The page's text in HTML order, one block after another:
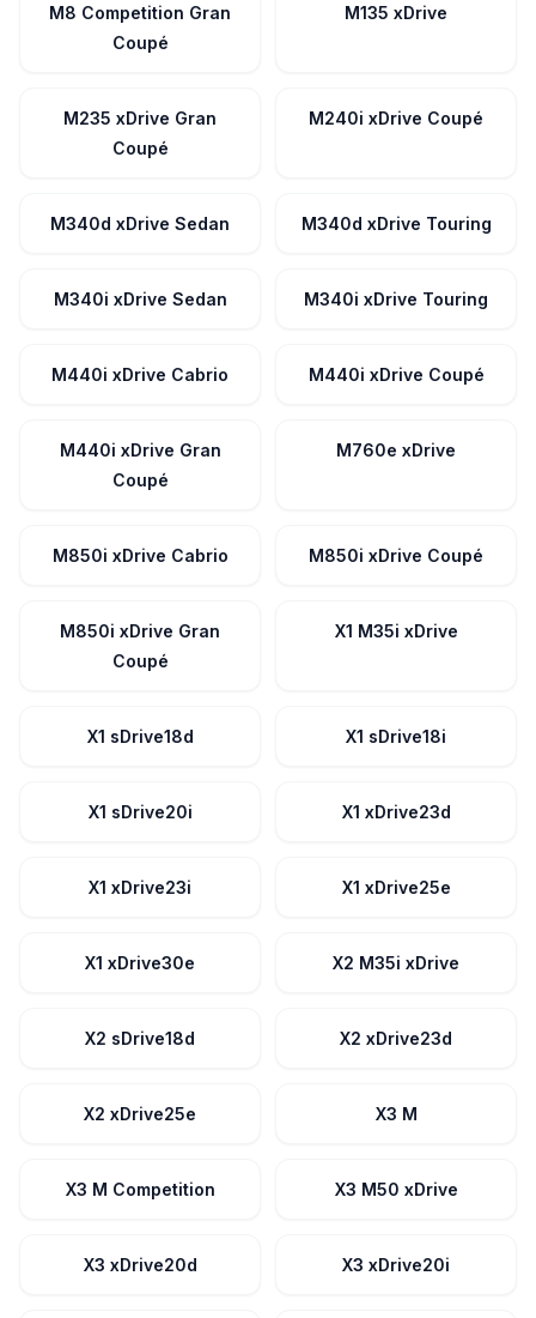
M8 Competition Gran
Coupé
M135 xDrive
M235 xDrive Gran
Coupé
M240i xDrive Coupé
M340d xDrive Sedan M340d xDrive Touring
M340i xDrive Sedan M340i xDrive Touring
M440i xDrive Cabrio M440i xDrive Coupé
M440i xDrive Gran
Coupé
M760e xDrive
M850i xDrive Cabrio M850i xDrive Coupé
M850i xDrive Gran
Coupé
X1 M35i xDrive
X1 sDrive18d X1 sDrive18i
X1 sDrive20i X1 xDrive23d
X1 xDrive23i X1 xDrive25e
X1 xDrive30e X2 M35i xDrive
X2 sDrive18d X2 xDrive23d
X2 xDrive25e X3 M
X3 M Competition X3 M50 xDrive
X3 xDrive20d X3 xDrive20i